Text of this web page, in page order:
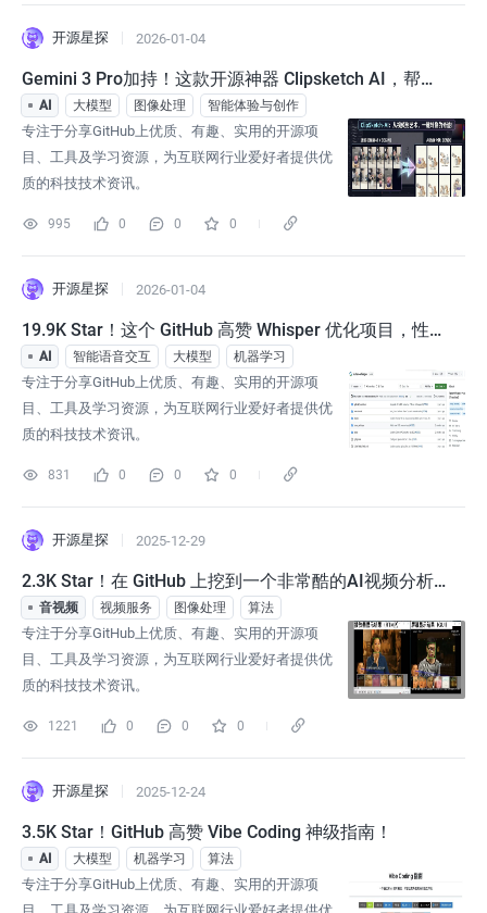
开源星探 2026-01-04
Gemini 3 Pro加持！这款开源神器 Clipsketch AI，帮你
自动抓帧、画图、写爆文！
AI 大模型 图像处理 智能体验与创作
专注于分享GitHub上优质、有趣、实用的开源项
目、工具及学习资源，为互联网行业爱好者提供优
质的科技技术资讯。
995 0 0 0
开源星探 2026-01-04
19.9K Star！这个 GitHub 高赞 Whisper 优化项目，性能
提升 4 倍，显存砍半！
AI 智能语音交互 大模型 机器学习
专注于分享GitHub上优质、有趣、实用的开源项
目、工具及学习资源，为互联网行业爱好者提供优
质的科技技术资讯。
831 0 0 0
开源星探 2025-12-29
2.3K Star！在 GitHub 上挖到一个非常酷的AI视频分析
神器！
音视频 视频服务 图像处理 算法
专注于分享GitHub上优质、有趣、实用的开源项
目、工具及学习资源，为互联网行业爱好者提供优
质的科技技术资讯。
1221 0 0 0
开源星探 2025-12-24
3.5K Star！GitHub 高赞 Vibe Coding 神级指南！
AI 大模型 机器学习 算法
专注于分享GitHub上优质、有趣、实用的开源项